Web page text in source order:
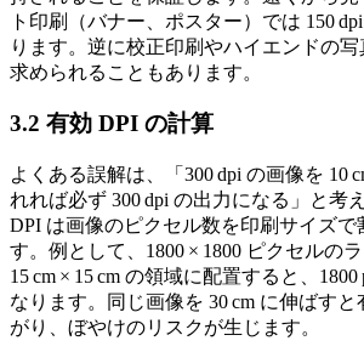
ト印刷（バナー、ポスター）では 150
ります。逆に校正印刷やハイエンドの写
求められることもあります。
3.2 有効 DPI の計算
よくある誤解は、「300 dpi の画像を 10
れれば必ず 300 dpi の出力になる」と考
DPI は画像のピクセル数を印刷サイズで
す。例として、1800 × 1800 ピクセルの
15 cm × 15 cm の領域に配置すると、1800
なります。同じ画像を 30 cm に伸ばすと
がり、ぼやけのリスクが生じます。